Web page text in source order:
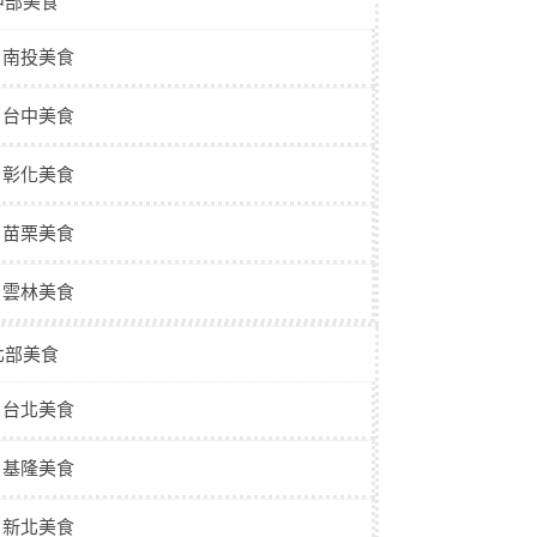
南投美食
台中美食
彰化美食
苗栗美食
雲林美食
部美食
台北美食
基隆美食
新北美食